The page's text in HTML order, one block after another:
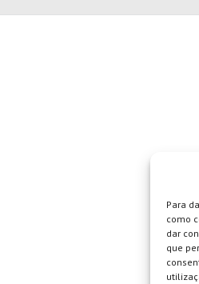
Para
como
dar
que